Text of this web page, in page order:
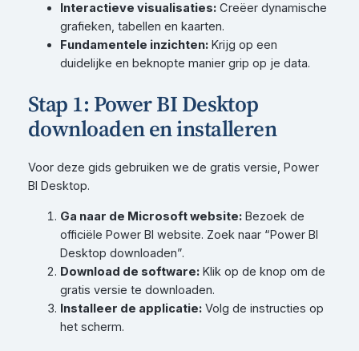
Interactieve visualisaties:Creëer dynamische
grafieken, tabellen en kaarten.
Fundamentele inzichten:Krijg op een
duidelijke en beknopte manier grip op je data.
Stap 1: Power BI Desktop
downloaden en installeren
Voor deze gids gebruiken we de gratis versie, Power
BI Desktop.
Ga naar de Microsoft website:Bezoek de
officiële Power BI website. Zoek naar “Power BI
Desktop downloaden”.
Download de software:Klik op de knop om de
gratis versie te downloaden.
Installeer de applicatie:Volg de instructies op
het scherm.